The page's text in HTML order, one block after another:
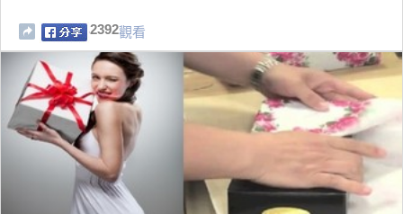
2392觀看